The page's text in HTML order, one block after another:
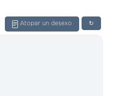
↻
Atopar un desexo